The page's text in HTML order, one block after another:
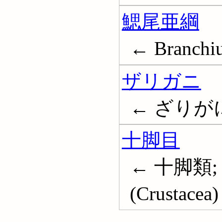
鰓尾亜綱
←
ザリガニ
← ざりが
十脚目
← 十脚類;
(Crustacea)